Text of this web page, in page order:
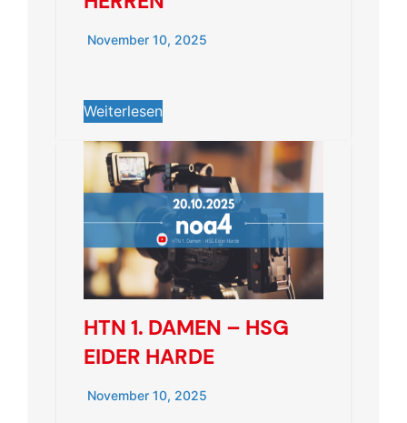
November 10, 2025
Weiterlesen
HTN 1. DAMEN – HSG
EIDER HARDE
November 10, 2025